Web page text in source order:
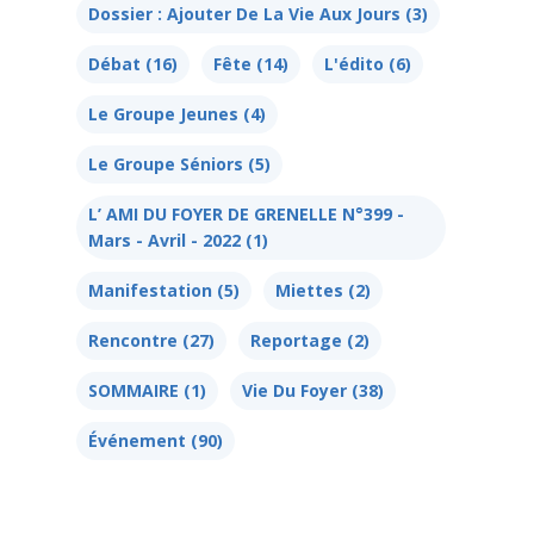
Dossier : Ajouter De La Vie Aux Jours (3)
Débat (16) Fête (14) L'édito (6)
Le Groupe Jeunes (4)
Le Groupe Séniors (5)
L’ AMI DU FOYER DE GRENELLE N°399 -
Mars - Avril - 2022 (1)
Manifestation (5) Miettes (2)
Rencontre (27) Reportage (2)
SOMMAIRE (1) Vie Du Foyer (38)
Événement (90)